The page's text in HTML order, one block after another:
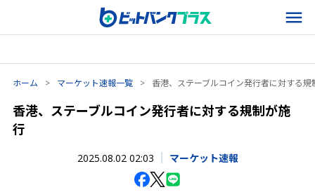
ホーム > マーケット速報一覧 > 香港、ステーブルコイン発行者に対する規
香港、ステーブルコイン発行者に対する規制が施
行
2025.08.02 02:03 マーケット速報